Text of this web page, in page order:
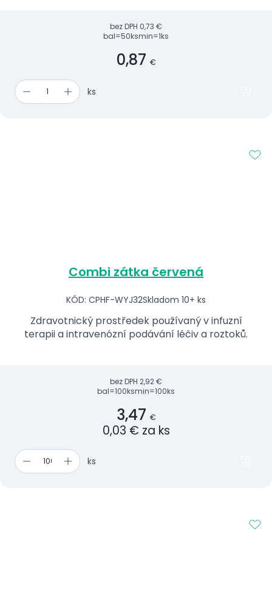
bez DPH 0,73 €
bal=50ksmin=1ks
0,87 €
ks
Combi zátka červená
KÓD: CPHF-WYJ32Skladom 10+ ks
Zdravotnický prostředek používaný v infuzní
terapii a intravenózní podávání léčiv a roztoků.
bez DPH 2,92 €
bal=100ksmin=100ks
3,47 €
0,03 € za ks
ks